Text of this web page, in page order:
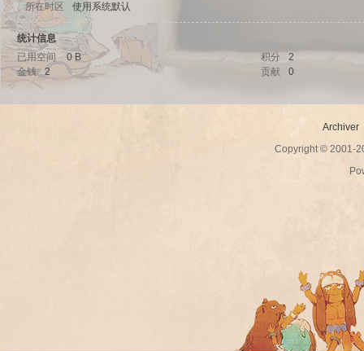
uz!
所在时区
使用系统默认
统计信息
已用空间
0 B 积分
2
金钱
2 贡献 0
Archiver
Copyright © 2001-